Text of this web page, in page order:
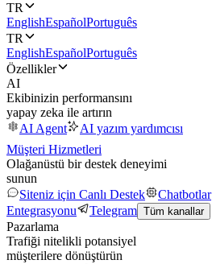
TR
EnglishEspañolPortuguês
TR
EnglishEspañolPortuguês
Özellikler
AI
Ekibinizin performansını
yapay zeka ile artırın
AI Agent
AI yazım yardımcısı
Müşteri Hizmetleri
Olağanüstü bir destek deneyimi
sunun
Siteniz için Canlı Destek
Chatbotlar
Entegrasyonu
Telegram Tüm kanallar
Pazarlama
Trafiği nitelikli potansiyel
müşterilere dönüştürün